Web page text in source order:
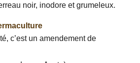
noir, inodore et grumeleux.
c’est un amendement de